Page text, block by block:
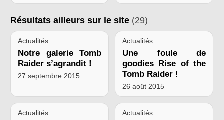
Résultats ailleurs sur le site (29)
Actualités
Notre galerie Tomb
Raider s’agrandit !
27 septembre 2015
Actualités
Une foule de
goodies Rise of the
Tomb Raider !
26 août 2015
Actualités Actualités